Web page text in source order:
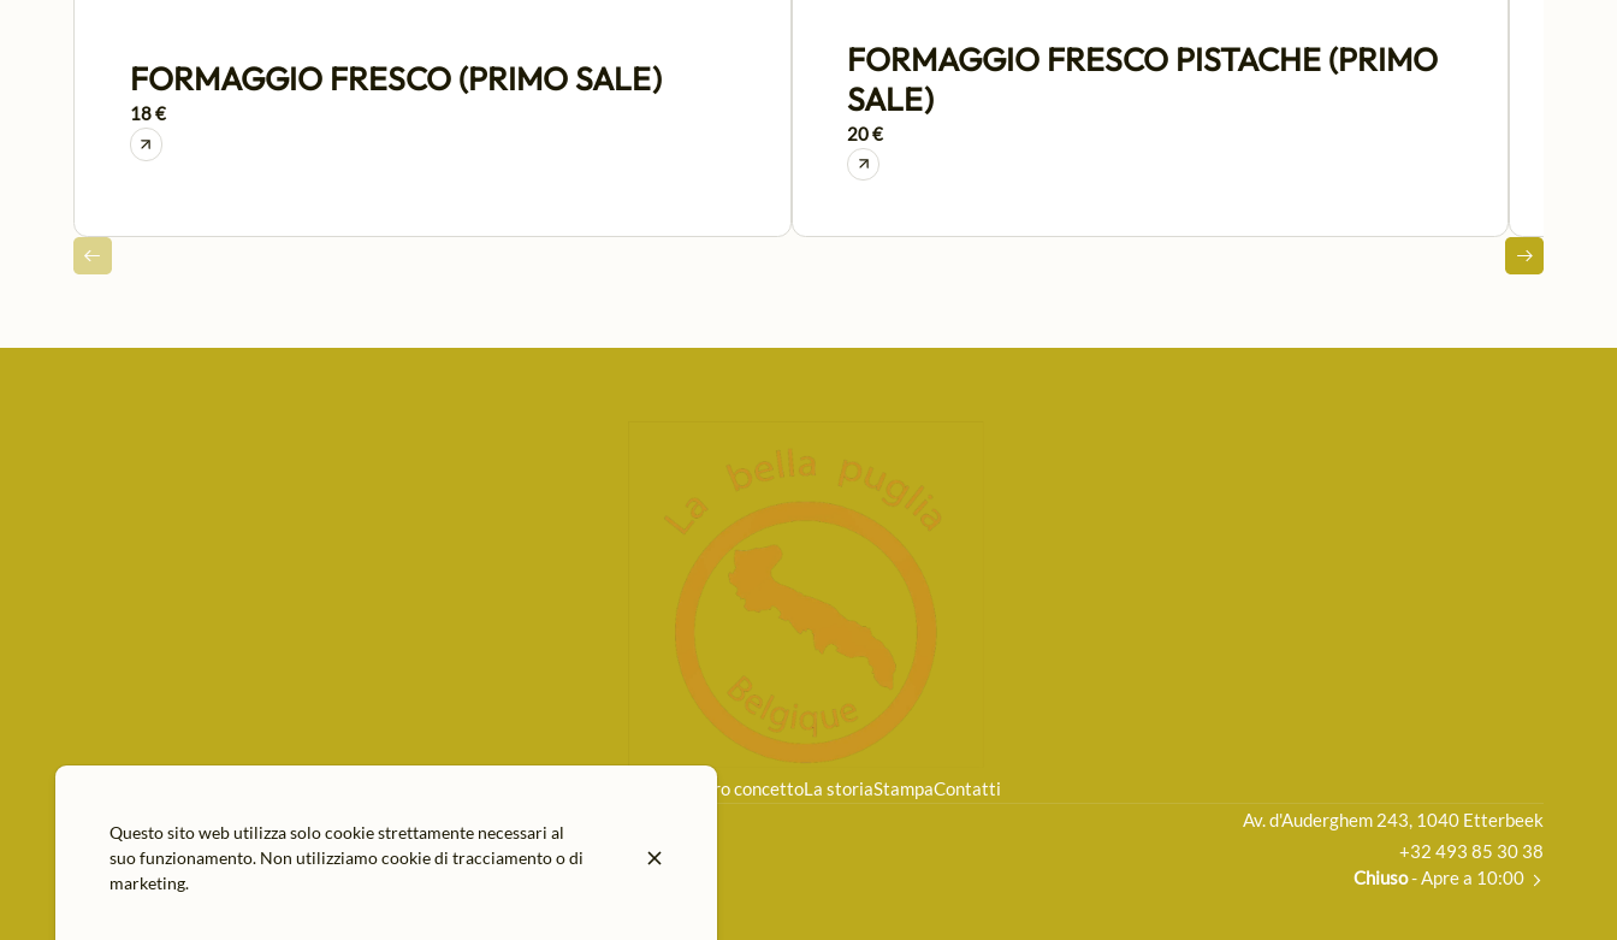
FORMAGGIO FRESCO (PRIMO SALE)
18 €
FORMAGGIO FRESCO PISTACHE (PRIMO
SALE)
20 €
Il nostro concettoLa storiaStampaContatti
Av. d'Auderghem 243, 1040 Etterbeek
+32 493 85 30 38
Chiuso- Apre a 10:00
Questo sito web utilizza solo cookie strettamente necessari al
suo funzionamento. Non utilizziamo cookie di tracciamento o di
marketing.